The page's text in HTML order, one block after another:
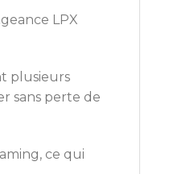
LPX
plusieurs
sans perte de
ce qui